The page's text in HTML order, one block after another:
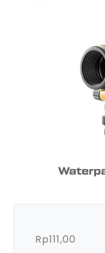
Rp111,00